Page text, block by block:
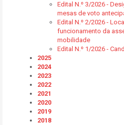
Edital N.º 3/2026 -
mesas de voto
Edital N.º 2/2026 -
funcionamento da
mobilidade
Edital N.º 1/2026 -
2025
2024
2023
2022
2021
2020
2019
2018